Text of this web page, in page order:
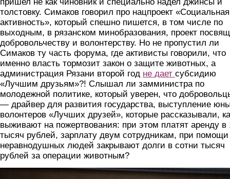
толстовку. Симаков говорил про нацпроект «Социальная
активность», который спешно пишется, в том числе по
выходным, в рязанском минобразования, проект
добровольчеству и волонтерству. Но не пропустил ли
Симаков ту часть форума, где активисты говорили, что
именно власть тормозит закон о защите животных, а
администрация Рязани второй год не дает субсидию
«Лучшим друзьям»?! Слышал ли замминистра по
молодежной политике, который уверен, что
— драйвер для развития государства, выступление
волонтеров «Лучших друзей», которые рассказывали,
выживают на пожертвования: при этом платят аренду в
тысяч рублей, зарплату двум сотрудникам, при помощи
неравнодушных людей закрывают долги в сотни тысяч
рублей за операции животным?